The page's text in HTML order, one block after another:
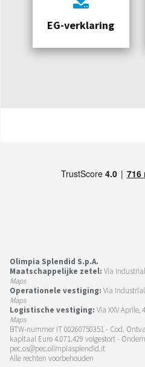
EG-verklaring
Olimpia Splendid S.p.A.
Maatschappelijke zetel: Via
Maps
Operationele vestiging: Via
Maps
Logistische vestiging: Via XXV Aprile,
Maps
BTW-nummer IT 00260750351 - Cod.
kapitaal Euro 4.071.429 volgestort -
pec.os@pec.olimpiasplendid.it
Alle rechten voorbehouden